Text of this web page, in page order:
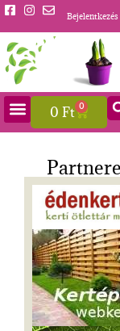
Bejelentkezés
0 Ft 0